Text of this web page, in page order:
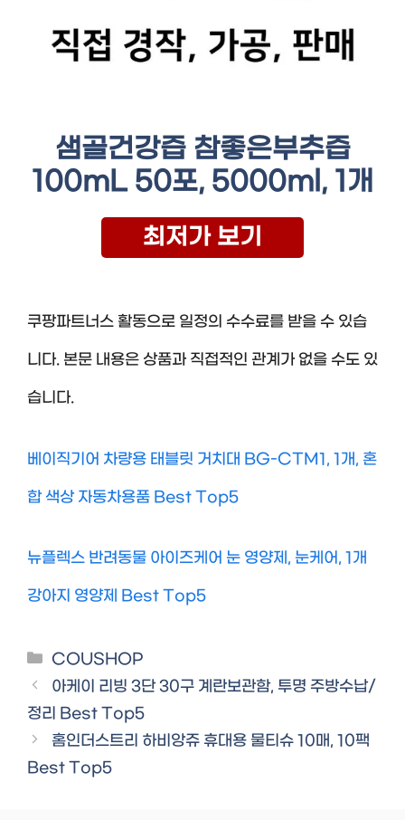
샘골건강즙 참좋은부추즙
100mL 50포, 5000ml, 1개
최저가 보기
쿠팡파트너스 활동으로 일정의 수수료를 받을 수 있습
니다. 본문 내용은 상품과 직접적인 관계가 없을 수도 있
습니다.
베이직기어 차량용 태블릿 거치대 BG-CTM1, 1개, 혼
합 색상 자동차용품 Best Top5
뉴플렉스 반려동물 아이즈케어 눈 영양제, 눈케어, 1개
강아지 영양제 Best Top5
Categories
COUSHOP
아케이 리빙 3단 30구 계란보관함, 투명 주방수납/
정리 Best Top5
홈인더스트리 하비앙쥬 휴대용 물티슈 10매, 10팩
Best Top5